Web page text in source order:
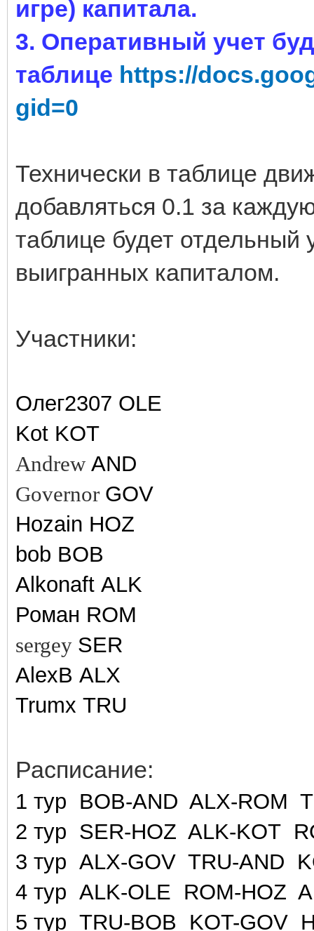
игре) капитала.
3. Оперативный учет
таблице https://
gid=0
Технически в таблице
добавляться 0.1 за
таблице будет отдельный
выигранных капиталом.
Участники:
Олег2307 OLE
Kot KOT
Andrew AND
Governor GOV
Hozain HOZ
bob BOB
Alkonaft ALK
Роман ROM
sergey SER
AlexB ALX
Trumx TRU
Расписание:
1 тур BOB-AND ALX-ROM
2 тур SER-HOZ ALK-KOT
3 тур ALX-GOV TRU-AND
4 тур ALK-OLE ROM-HOZ
5 тур TRU-BOB KOT-GOV